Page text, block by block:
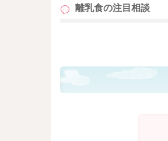
離乳食の注目相談